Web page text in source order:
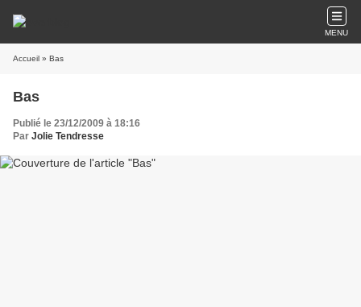
MENU
Accueil » Bas
Bas
Publié le 23/12/2009 à 18:16
Par Jolie Tendresse